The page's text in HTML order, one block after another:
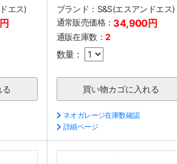
エス)
ブランド： S&S(エスアンドエス)
通常販売価格： 34,900円
通販在庫数： 2
数量：
ネオガレージ在庫数確認
詳細ページ